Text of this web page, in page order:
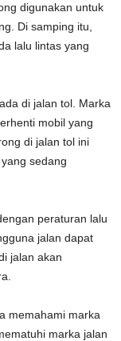
digunakan untuk
Di samping itu,
lalu lintas yang
di jalan tol. Marka
mobil yang
di jalan tol ini
sedang
peraturan lalu
jalan dapat
jalan akan
memahami marka
marka jalan